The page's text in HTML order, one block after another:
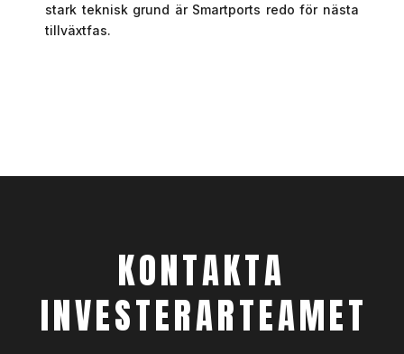
stark teknisk grund är Smartports redo för nästa
tillväxtfas.
KONTAKTA
INVESTERARTEAMET